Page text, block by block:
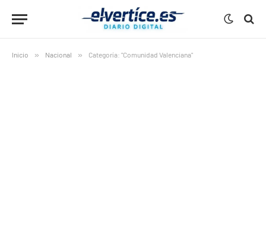
Inicio » Nacional » Categoría: "Comunidad Valenciana"